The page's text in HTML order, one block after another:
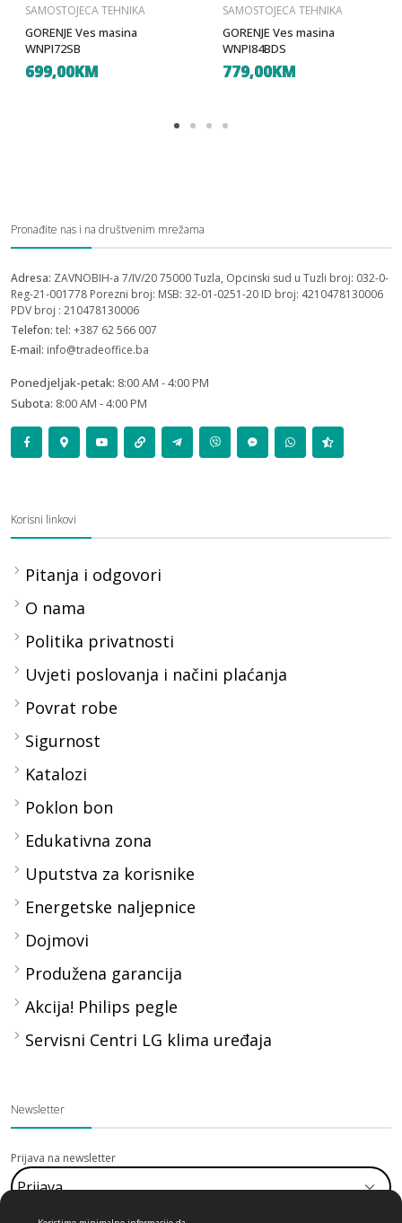
SAMOSTOJECA TEHNIKA
GORENJE Ves masina
WNPI72SB
699,00KM
SAMOSTOJECA TEHNIKA
GORENJE Ves masina
WNPI84BDS
779,00KM
Pronađite nas i na društvenim mrežama
Adresa: ZAVNOBIH-a 7/IV/20 75000 Tuzla, Opcinski sud u Tuzli broj: 032-0-
Reg-21-001778 Porezni broj: MSB: 32-01-0251-20 ID broj: 4210478130006
PDV broj : 210478130006
Telefon: tel: +387 62 566 007
E-mail: info@tradeoffice.ba
Ponedjeljak-petak: 8:00 AM - 4:00 PM
Subota: 8:00 AM - 4:00 PM
Korisni linkovi
Pitanja i odgovori
O nama
Politika privatnosti
Uvjeti poslovanja i načini plaćanja
Povrat robe
Sigurnost
Katalozi
Poklon bon
Edukativna zona
Uputstva za korisnike
Energetske naljepnice
Dojmovi
Produžena garancija
Akcija! Philips pegle
Servisni Centri LG klima uređaja
Newsletter
Prijava na newsletter